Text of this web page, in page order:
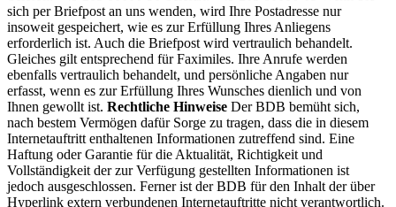
sich per Briefpost an uns wenden, wird Ihre Postadresse nur
insoweit gespeichert, wie es zur Erfüllung Ihres Anliegens
erforderlich ist. Auch die Briefpost wird vertraulich behandelt.
Gleiches gilt entsprechend für Faximiles. Ihre Anrufe werden
ebenfalls vertraulich behandelt, und persönliche Angaben nur
erfasst, wenn es zur Erfüllung Ihres Wunsches dienlich und von
Ihnen gewollt ist. Rechtliche Hinweise Der BDB bemüht sich,
nach bestem Vermögen dafür Sorge zu tragen, dass die in diesem
Internetauftritt enthaltenen Informationen zutreffend sind. Eine
Haftung oder Garantie für die Aktualität, Richtigkeit und
Vollständigkeit der zur Verfügung gestellten Informationen ist
jedoch ausgeschlossen. Ferner ist der BDB für den Inhalt der über
Hyperlink extern verbundenen Internetauftritte nicht verantwortlich.